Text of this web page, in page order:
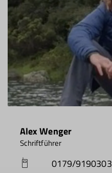
Alex Wenger
Schriftführer
0179/9190303